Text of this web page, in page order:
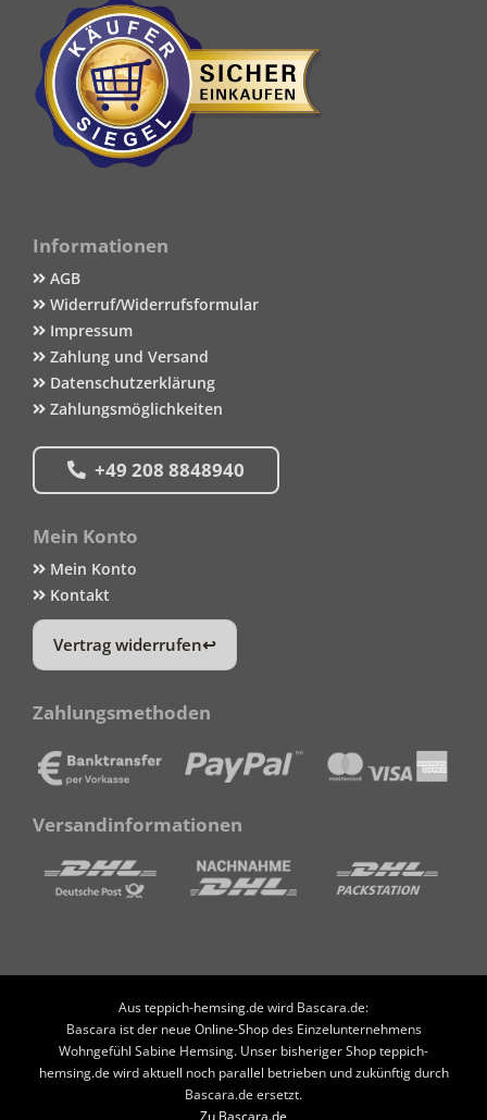
Informationen
AGB
Widerruf/Widerrufsformular
Impressum
Zahlung und Versand
Datenschutzerklärung
Zahlungsmöglichkeiten
+49 208 8848940
Mein Konto
Mein Konto
Kontakt
Vertrag widerrufen
Zahlungsmethoden
Versandinformationen
Aus teppich-hemsing.de wird Bascara.de:
Bascara ist der neue Online-Shop des Einzelunternehmens
Wohngefühl Sabine Hemsing. Unser bisheriger Shop teppich-
hemsing.de wird aktuell noch parallel betrieben und zukünftig durch
Bascara.de ersetzt.